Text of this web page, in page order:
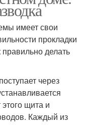
имеет свои
прокладки
делать
через
щита и
Каждый из